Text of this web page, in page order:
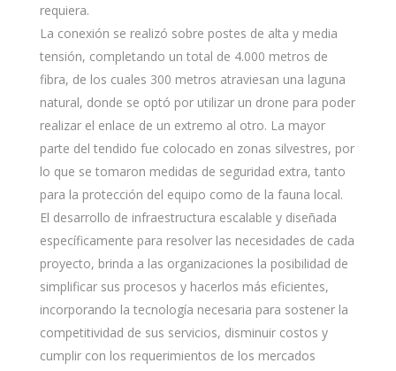
requiera.
La conexión se realizó sobre postes de alta y media
tensión, completando un total de 4.000 metros de
fibra, de los cuales 300 metros atraviesan una laguna
natural, donde se optó por utilizar un drone para poder
realizar el enlace de un extremo al otro. La mayor
parte del tendido fue colocado en zonas silvestres, por
lo que se tomaron medidas de seguridad extra, tanto
para la protección del equipo como de la fauna local.
El desarrollo de infraestructura escalable y diseñada
específicamente para resolver las necesidades de cada
proyecto, brinda a las organizaciones la posibilidad de
simplificar sus procesos y hacerlos más eficientes,
incorporando la tecnología necesaria para sostener la
competitividad de sus servicios, disminuir costos y
cumplir con los requerimientos de los mercados